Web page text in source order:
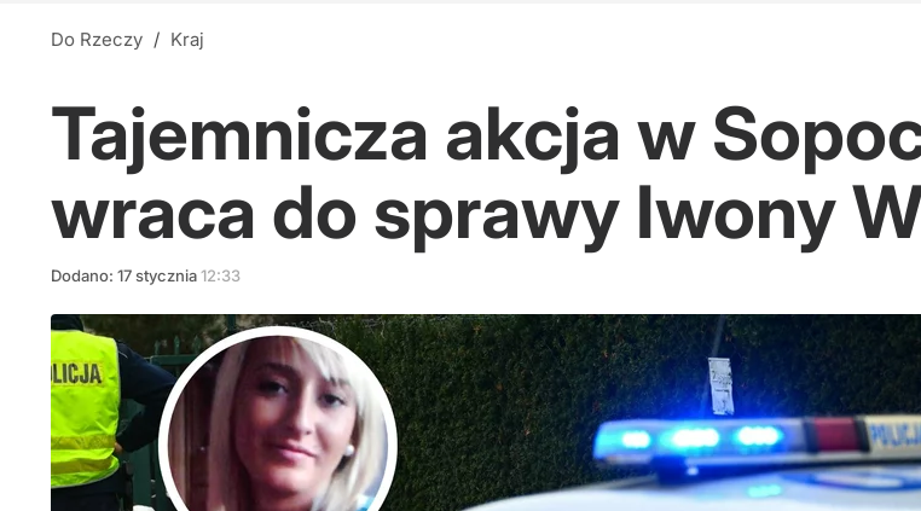
Do Rzeczy / Kraj
Tajemnicza akcja w
wraca do sprawy Iwony
Dodano: 17stycznia12:33